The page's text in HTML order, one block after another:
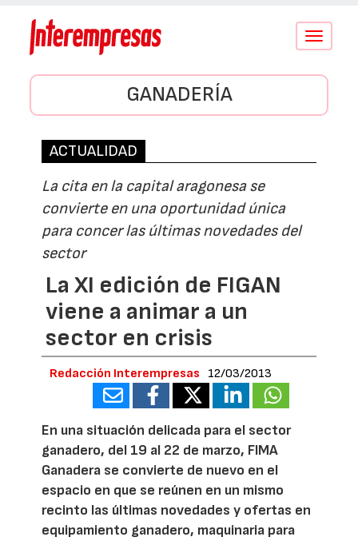
Conmutar
GANADERÍA
ACTUALIDAD
La cita en la capital aragonesa se
convierte en una oportunidad única
para concer las últimas novedades del
sector
La XI edición de FIGAN
viene a animar a un
sector en crisis
Redacción Interempresas 12/03/2013
En una situación delicada para el sector
ganadero, del 19 al 22 de marzo, FIMA
Ganadera se convierte de nuevo en el
espacio en que se reúnen en un mismo
recinto las últimas novedades y ofertas en
equipamiento ganadero, maquinaria para